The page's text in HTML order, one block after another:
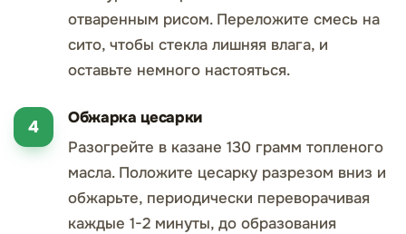
отваренным рисом. Переложите смесь на
сито, чтобы стекла лишняя влага, и
оставьте немного настояться.
Обжарка цесарки
Разогрейте в казане 130 грамм топленого
масла. Положите цесарку разрезом вниз и
обжарьте, периодически переворачивая
каждые 1-2 минуты, до образования